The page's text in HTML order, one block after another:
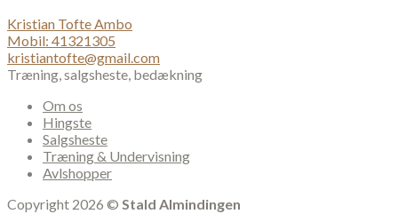
Kristian Tofte Ambo
Mobil: 41321305
kristiantofte@gmail.com
Træning, salgsheste, bedækning
Om os
Hingste
Salgsheste
Træning & Undervisning
Avlshopper
Copyright 2026 © Stald Almindingen